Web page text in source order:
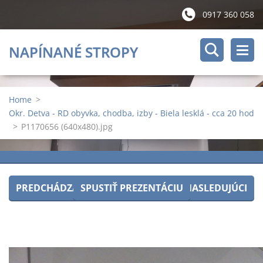
0917 360 058
NAPÍNANÉ STROPY
Home >
Okr. Detva - RD obyvka, chodba, izby - Biela lesklá - cca 20 hod
> P1170656 (640x480).jpg
PREDCHÁDZAJÚCISPUSTIŤ PREZENTÁCIU NASLEDUJÚCI